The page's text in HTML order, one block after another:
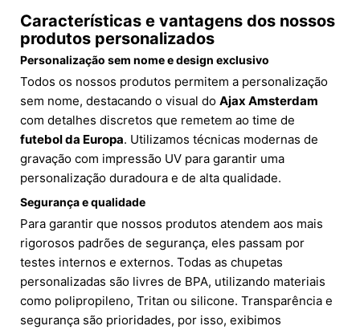
Características e vantagens dos nossos
produtos personalizados
Personalização sem nome e design exclusivo
Todos os nossos produtos permitem a personalização
sem nome, destacando o visual do Ajax Amsterdam
com detalhes discretos que remetem ao time de
futebol da Europa. Utilizamos técnicas modernas de
gravação com impressão UV para garantir uma
personalização duradoura e de alta qualidade.
Segurança e qualidade
Para garantir que nossos produtos atendem aos mais
rigorosos padrões de segurança, eles passam por
testes internos e externos. Todas as chupetas
personalizadas são livres de BPA, utilizando materiais
como polipropileno, Tritan ou silicone. Transparência e
segurança são prioridades, por isso, exibimos